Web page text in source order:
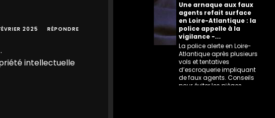
2025 RÉPONDRE
intellectuelle
Une arnaque aux faux
agents refait surface
en Loire-Atlantique : la
police appelle à la
vigilance -...
La police alerte en Loire-
Atlantique après plusieurs
vols et tentatives
d’escroquerie impliquant
de faux agents. Conseils
pour éviter les pièges.